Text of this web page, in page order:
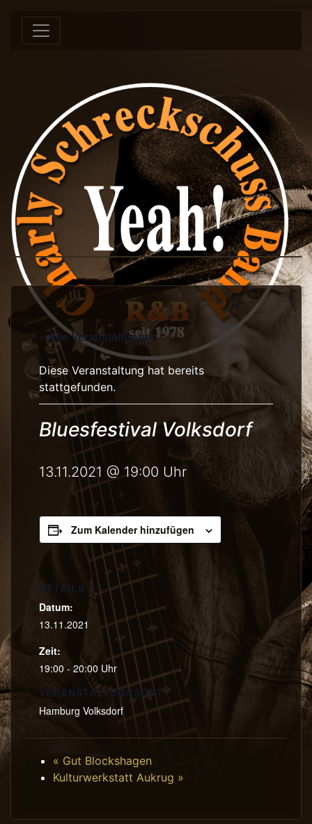
Springe zum Inhalt
« Alle Veranstaltungen
Diese Veranstaltung hat bereits
stattgefunden.
Bluesfestival Volksdorf
13.11.2021 @ 19:00 Uhr
Zum Kalender hinzufügen
DETAILS
Datum:
13.11.2021
Zeit:
19:00 - 20:00 Uhr
VERANSTALTUNGSORT
Hamburg Volksdorf
« Gut Blockshagen
Kulturwerkstatt Aukrug »